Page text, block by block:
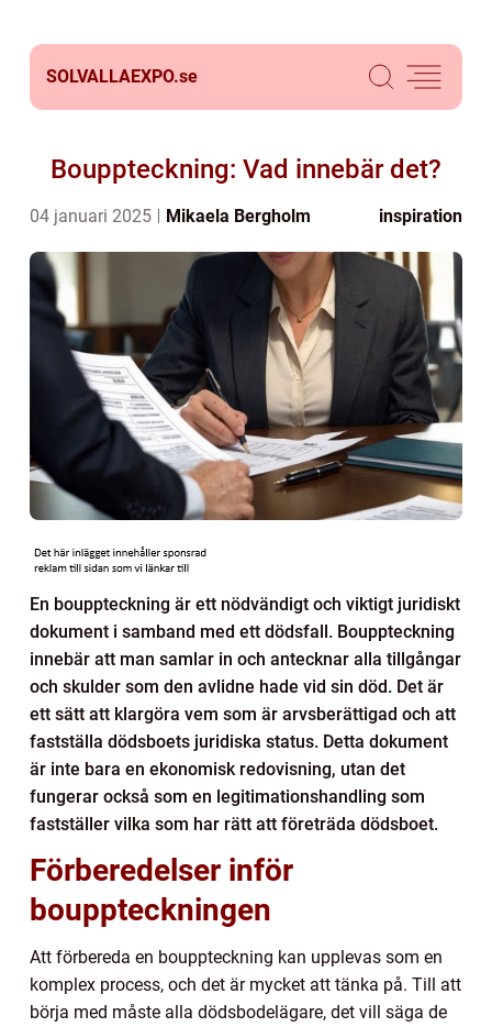
SOLVALLAEXPO.se
Bouppteckning: Vad innebär det?
04 januari 2025 Mikaela Bergholm inspiration
En bouppteckning är ett nödvändigt och viktigt juridiskt
dokument i samband med ett dödsfall. Bouppteckning
innebär att man samlar in och antecknar alla tillgångar
och skulder som den avlidne hade vid sin död. Det är
ett sätt att klargöra vem som är arvsberättigad och att
fastställa dödsboets juridiska status. Detta dokument
är inte bara en ekonomisk redovisning, utan det
fungerar också som en legitimationshandling som
fastställer vilka som har rätt att företräda dödsboet.
Förberedelser inför
bouppteckningen
Att förbereda en bouppteckning kan upplevas som en
komplex process, och det är mycket att tänka på. Till att
börja med måste alla dödsbodelägare, det vill säga de